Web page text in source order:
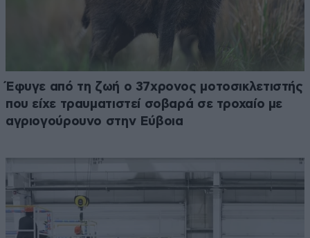
Έφυγε από τη ζωή ο 37χρονος μοτοσικλετιστής
που είχε τραυματιστεί σοβαρά σε τροχαίο με
αγριογούρουνο στην Εύβοια